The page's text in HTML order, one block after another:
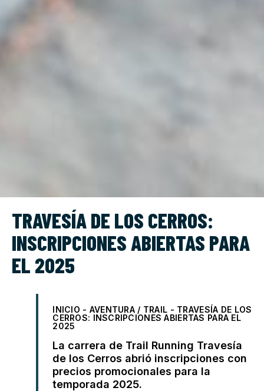
TRAVESÍA DE LOS CERROS:
INSCRIPCIONES ABIERTAS PARA
EL 2025
INICIO - AVENTURA / TRAIL - TRAVESÍA DE LOS
CERROS: INSCRIPCIONES ABIERTAS PARA EL
2025
La carrera de Trail Running Travesía
de los Cerros abrió inscripciones con
precios promocionales para la
temporada 2025.